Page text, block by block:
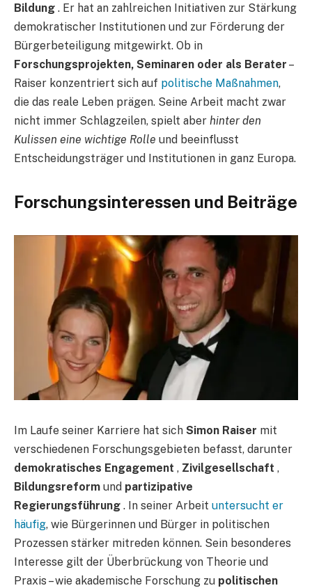
Bildung . Er hat an zahlreichen Initiativen zur Stärkung
demokratischer Institutionen und zur Förderung der
Bürgerbeteiligung mitgewirkt. Ob in
Forschungsprojekten, Seminaren oder als Berater –
Raiser konzentriert sich auf politische Maßnahmen,
die das reale Leben prägen. Seine Arbeit macht zwar
nicht immer Schlagzeilen, spielt aber hinter den
Kulissen eine wichtige Rolle und beeinflusst
Entscheidungsträger und Institutionen in ganz Europa.
Forschungsinteressen und Beiträge
Im Laufe seiner Karriere hat sich Simon Raiser mit
verschiedenen Forschungsgebieten befasst, darunter
demokratisches Engagement , Zivilgesellschaft ,
Bildungsreform und partizipative
Regierungsführung . In seiner Arbeit untersucht er
häufig, wie Bürgerinnen und Bürger in politischen
Prozessen stärker mitreden können. Sein besonderes
Interesse gilt der Überbrückung von Theorie und
Praxis – wie akademische Forschung zu politischen